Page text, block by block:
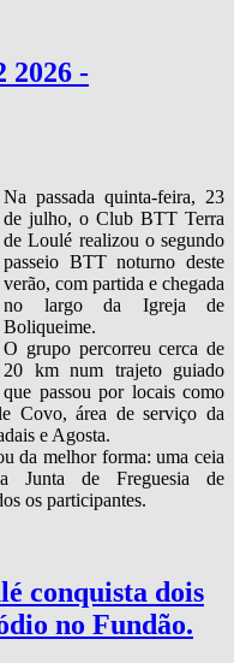
2026 -
Na passada quinta‑feira, 23
de julho, o Club BTT Terra
de Loulé realizou o segundo
passeio BTT noturno deste
verão, com partida e chegada
no largo da Igreja de
Boliqueime.
O grupo percorreu cerca de
20 km num trajeto guiado
que passou por locais como
Covo, área de serviço da
e Agosta.
da melhor forma: uma ceia
Junta de Freguesia de
os participantes.
conquista dois
no Fundão.